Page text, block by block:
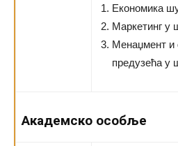
Економика
Маркетинг у
Менаџмент и
предузећа у
Академско особље